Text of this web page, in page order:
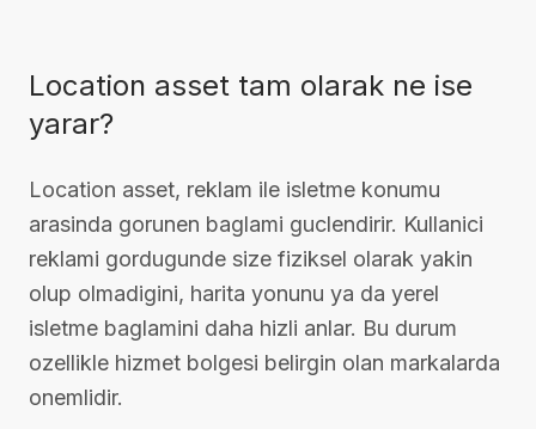
Location asset tam olarak ne ise
yarar?
Location asset, reklam ile isletme konumu
arasinda gorunen baglami guclendirir. Kullanici
reklami gordugunde size fiziksel olarak yakin
olup olmadigini, harita yonunu ya da yerel
isletme baglamini daha hizli anlar. Bu durum
ozellikle hizmet bolgesi belirgin olan markalarda
onemlidir.